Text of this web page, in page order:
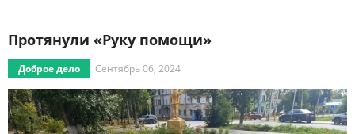
Протянули «Руку помощи»
Доброе дело Сентябрь 06, 2024